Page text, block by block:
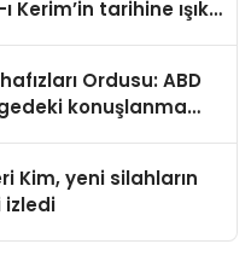
Kerim’in tarihine ışık
Ordusu: ABD
konuşlanma
Kim, yeni silahların